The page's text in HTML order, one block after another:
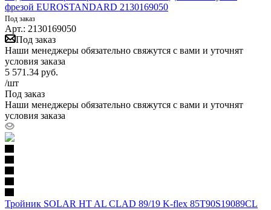
фрезой EUROSTANDARD 2130169050
Под заказ
Арт.: 2130169050
Под заказ
Наши менеджеры обязательно свяжутся с вами и уточнят
условия заказа
5 571.34 руб.
/шт
Под заказ
Наши менеджеры обязательно свяжутся с вами и уточнят
условия заказа
Тройник SOLAR HT AL CLAD 89/19 K-flex 85T90S19089CL